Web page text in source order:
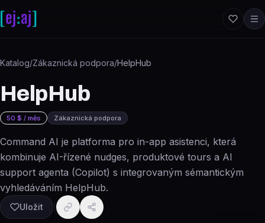
Katalog/Zákaznická podpora/HelpHub
HelpHub
50 $ / měs Zákaznická podpora
Command AI je platforma pro in-app asistenci, která
kombinuje AI-řízené nudges, produktové tours a AI
support agenta (Copilot) s integrovaným sémantickým
vyhledáváním HelpHub.
Uložit